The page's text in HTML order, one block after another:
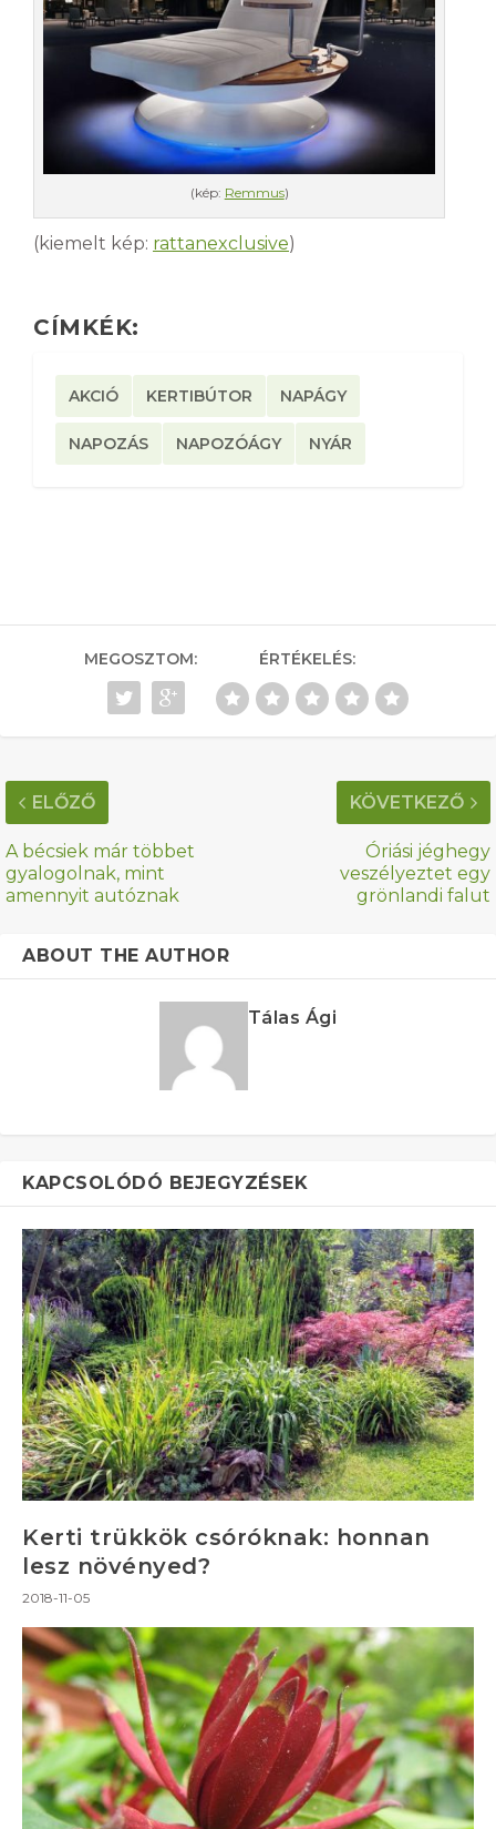
(kép: Remmus)
(kiemelt kép: rattanexclusive)
CÍMKÉK:
AKCIÓ KERTIBÚTOR NAPÁGY
NAPOZÁS NAPOZÓÁGY NYÁR
MEGOSZTOM: ÉRTÉKELÉS:
ELŐZŐ
A bécsiek már többet
gyalogolnak, mint
amennyit autóznak
KÖVETKEZŐ
Óriási jéghegy
veszélyeztet egy
grönlandi falut
ABOUT THE AUTHOR
Tálas Ági
KAPCSOLÓDÓ BEJEGYZÉSEK
Kerti trükkök csóróknak: honnan
lesz növényed?
2018-11-05